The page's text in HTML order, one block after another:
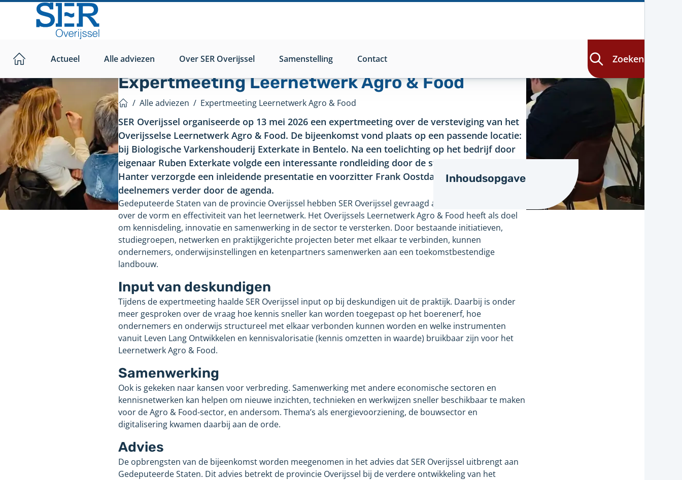
hoofdinhoud
Home
Actueel Alle adviezen Over SER Overijssel Samenstelling Contact Zoeken
Expertmeeting Leernetwerk Agro & Food
/ Alle adviezen / Expertmeeting Leernetwerk Agro & Food
SER Overijssel organiseerde op 13 mei 2026 een expertmeeting over de versteviging van het
Overijsselse Leernetwerk Agro & Food. De bijeenkomst vond plaats op een passende locatie:
bij Biologische Varkenshouderij Exterkate in Bentelo. Na een toelichting op het bedrijf door
eigenaar Ruben Exterkate volgde een interessante rondleiding door de stallen. Koen Olde
Hanter verzorgde een inleidende presentatie en voorzitter Frank Oostdam leidde de
deelnemers verder door de agenda.
Gedeputeerde Staten van de provincie Overijssel hebben SER Overijssel gevraagd advies uit te brengen
over de vorm en effectiviteit van het leernetwerk. Het Overijssels Leernetwerk Agro & Food heeft als doel
om kennisdeling, innovatie en samenwerking in de sector te versterken. Door bestaande initiatieven,
studiegroepen, netwerken en praktijkgerichte projecten beter met elkaar te verbinden, kunnen
ondernemers, onderwijsinstellingen en ketenpartners samenwerken aan een toekomstbestendige
landbouw.
Input van deskundigen
Tijdens de expertmeeting haalde SER Overijssel input op bij deskundigen uit de praktijk. Daarbij is onder
meer gesproken over de vraag hoe kennis sneller kan worden toegepast op het boerenerf, hoe
ondernemers en onderwijs structureel met elkaar verbonden kunnen worden en welke instrumenten
vanuit Leven Lang Ontwikkelen en kennisvalorisatie (kennis omzetten in waarde) bruikbaar zijn voor het
Leernetwerk Agro & Food.
Samenwerking
Ook is gekeken naar kansen voor verbreding. Samenwerking met andere economische sectoren en
kennisnetwerken kan helpen om nieuwe inzichten, technieken en werkwijzen sneller beschikbaar te maken
voor de Agro & Food-sector, en andersom. Thema’s als energievoorziening, de bouwsector en
digitalisering kwamen daarbij aan de orde.
Advies
De opbrengsten van de bijeenkomst worden meegenomen in het advies dat SER Overijssel uitbrengt aan
Gedeputeerde Staten. Dit advies betrekt de provincie Overijssel bij de verdere ontwikkeling van het
Inhoudsopgave